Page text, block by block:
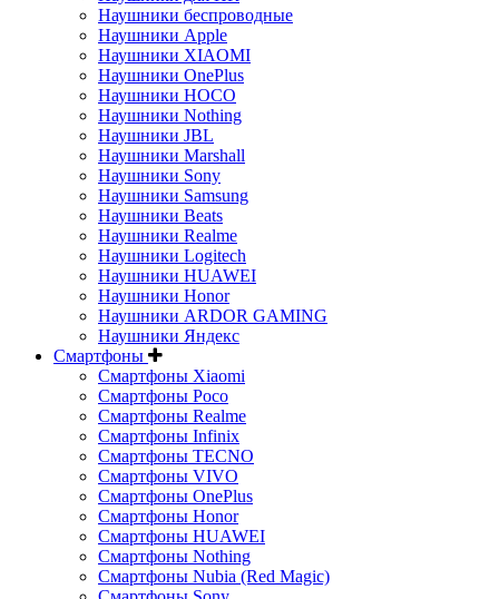
Наушники беспроводные
Наушники Apple
Наушники XIAOMI
Наушники OnePlus
Наушники HOCO
Наушники Nothing
Наушники JBL
Наушники Marshall
Наушники Sony
Наушники Samsung
Наушники Beats
Наушники Realme
Наушники Logitech
Наушники HUAWEI
Наушники Honor
Наушники ARDOR GAMING
Наушники Яндекс
Смартфоны
Смартфоны Xiaomi
Смартфоны Poco
Смартфоны Realme
Смартфоны Infinix
Смартфоны TECNO
Смартфоны VIVO
Смартфоны OnePlus
Смартфоны Honor
Смартфоны HUAWEI
Смартфоны Nothing
Смартфоны Nubia (Red Magic)